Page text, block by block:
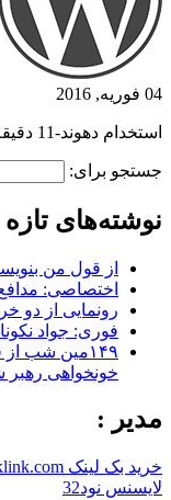
04 فوریه, 2016
استخدام دهوند-11 دقیقه پیش وبلاگ اطلاعات اندروید
جستجو برای:
نوشته‌های تازه
از قول من
اختصاصی:
رونمایی از دو
فوری: جواد
۱۴۹مین شب
خونخواهی رهبر
مدیر :
خرید بک لینک behtarinbacklink.com
لایسنس نود32